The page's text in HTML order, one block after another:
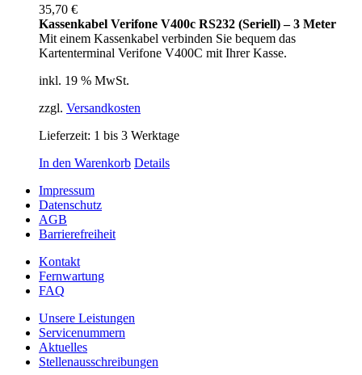
35,70 €
Kassenkabel Verifone V400c RS232 (Seriell) – 3 Meter
Mit einem Kassenkabel verbinden Sie bequem das
Kartenterminal Verifone V400C mit Ihrer Kasse.
inkl. 19 % MwSt.
zzgl. Versandkosten
Lieferzeit: 1 bis 3 Werktage
In den Warenkorb Details
Impressum
Datenschutz
AGB
Barrierefreiheit
Kontakt
Fernwartung
FAQ
Unsere Leistungen
Servicenummern
Aktuelles
Stellenausschreibungen